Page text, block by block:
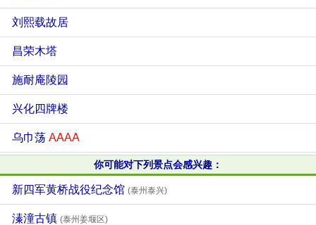
刘熙载故居
昌荣木塔
施耐庵陵园
兴化四牌楼
乌巾荡 AAAA
你可能对下列景点会感兴趣：
新四军黄桥战役纪念馆 (泰州泰兴)
溱潼古镇 (泰州姜堰区)